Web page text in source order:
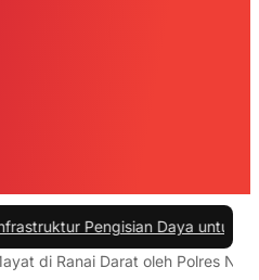
Pengisian Daya untuk Mobil
di Ranai Darat oleh Polres